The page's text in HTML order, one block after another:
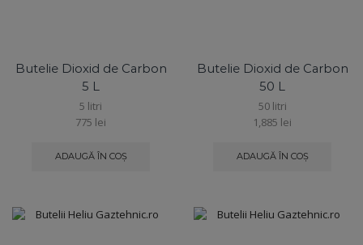
Butelie Dioxid de Carbon
5 L
5 litri
775 lei
ADAUGĂ ÎN COȘ
Butelie Dioxid de Carbon
50 L
50 litri
1,885 lei
ADAUGĂ ÎN COȘ